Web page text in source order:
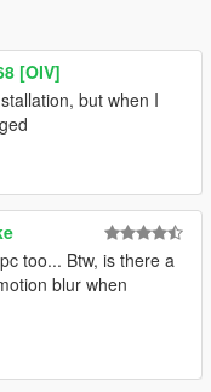
[OIV]
but when I
too... Btw, is there a
blur when